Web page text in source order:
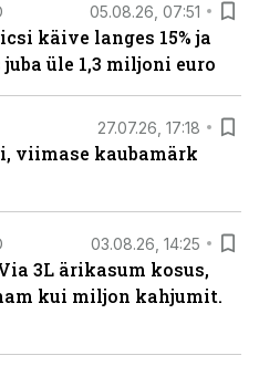
05.08.26, 07:51
käive langes 15% ja
üle 1,3 miljoni euro
27.07.26, 17:18
viimase kaubamärk
03.08.26, 14:25
3L ärikasum kosus,
kui miljon kahjumit.